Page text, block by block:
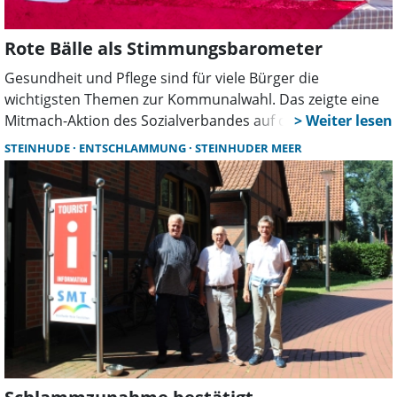
Rote Bälle als Stimmungsbarometer
Gesundheit und Pflege sind für viele Bürger die
wichtigsten Themen zur Kommunalwahl. Das zeigte eine
Mitmach-Aktion des Sozialverbandes auf dem Wunstorfer
Marktplatz. Mit roten Bällen stimmten Besucher über ihre
politischen Prioritäten ab und suchten das Gespräch mit
den Ehrenamtlichen.
STEINHUDE ENTSCHLAMMUNG STEINHUDER MEER